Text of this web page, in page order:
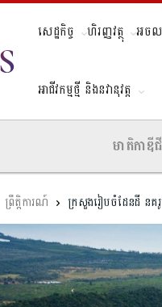
សេដ្ឋកិច្ច ហិរញ្ញវត្ថុ អចល
អាជីវកម្មថ្មី និងនវានុវត្ត
មាតិកា
ព្រឹត្តិការណ៍ ក្រសួងរៀបចំដែនដី ​នគរូ